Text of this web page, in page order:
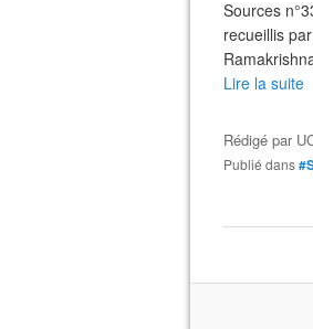
Sources
recueillis
Lire la suite
Rédigé par
Publié dans